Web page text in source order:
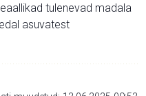
tulenevad madala
asuvatest